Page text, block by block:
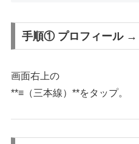
手順① プロフィール →
画面右上の
**≡（三本線）**をタップ。